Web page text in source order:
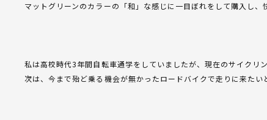
マットグリーンのカラーの「和」な感じに一目ぼれをして購入し
私は高校時代3年間自転車通学をしていましたが、現在のサイクリ
次は、今まで殆ど乗る機会が無かったロードバイクで走りに来たい